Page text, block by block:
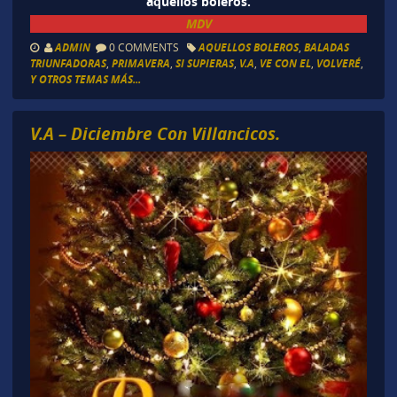
MDV
ADMIN 0 COMMENTS AQUELLOS BOLEROS, BALADAS
TRIUNFADORAS, PRIMAVERA SI SUPIERAS, V.A VE CON EL, VOLVERÉ,
Y OTROS TEMAS MÁS...
V.A – Diciembre Con Villancicos.